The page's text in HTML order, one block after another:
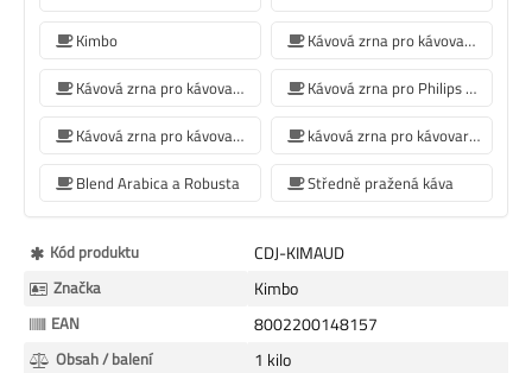
Kimbo
Kávová zrna pro kávovar Jura
Kávová zrna pro kávovar De'Longhi
Kávová zrna pro Philips kávovar
Kávová zrna pro kávovar Krups
kávová zrna pro kávovar Siemens
Blend Arabica a Robusta
Středně pražená káva
Více
informací
Kód produktu CDJ-KIMAUD
Značka Kimbo
EAN 8002200148157
Obsah / balení 1 kilo